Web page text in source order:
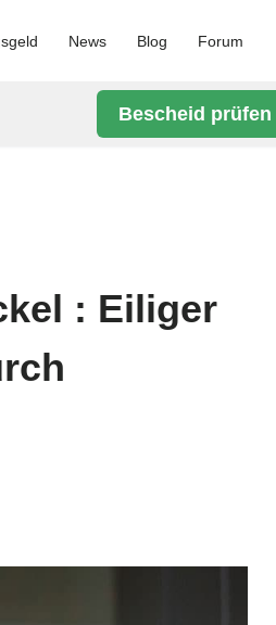
News Blog Forum
Bescheid prüfen
: Eiliger